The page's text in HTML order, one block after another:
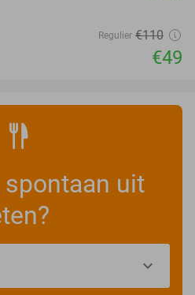
Regulier €110
€49
uit